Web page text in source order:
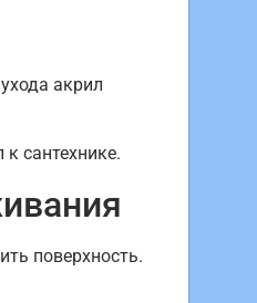
акрил
сантехнике.
поверхность.